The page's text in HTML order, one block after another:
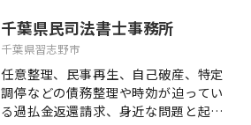
りごとがございましたらお気軽にご相
談下さい。
千葉県民司法書士事務所
千葉県習志野市
任意整理、民事再生、自己破産、特定
調停などの債務整理や時効が迫ってい
る過払金返還請求、身近な問題と起こ